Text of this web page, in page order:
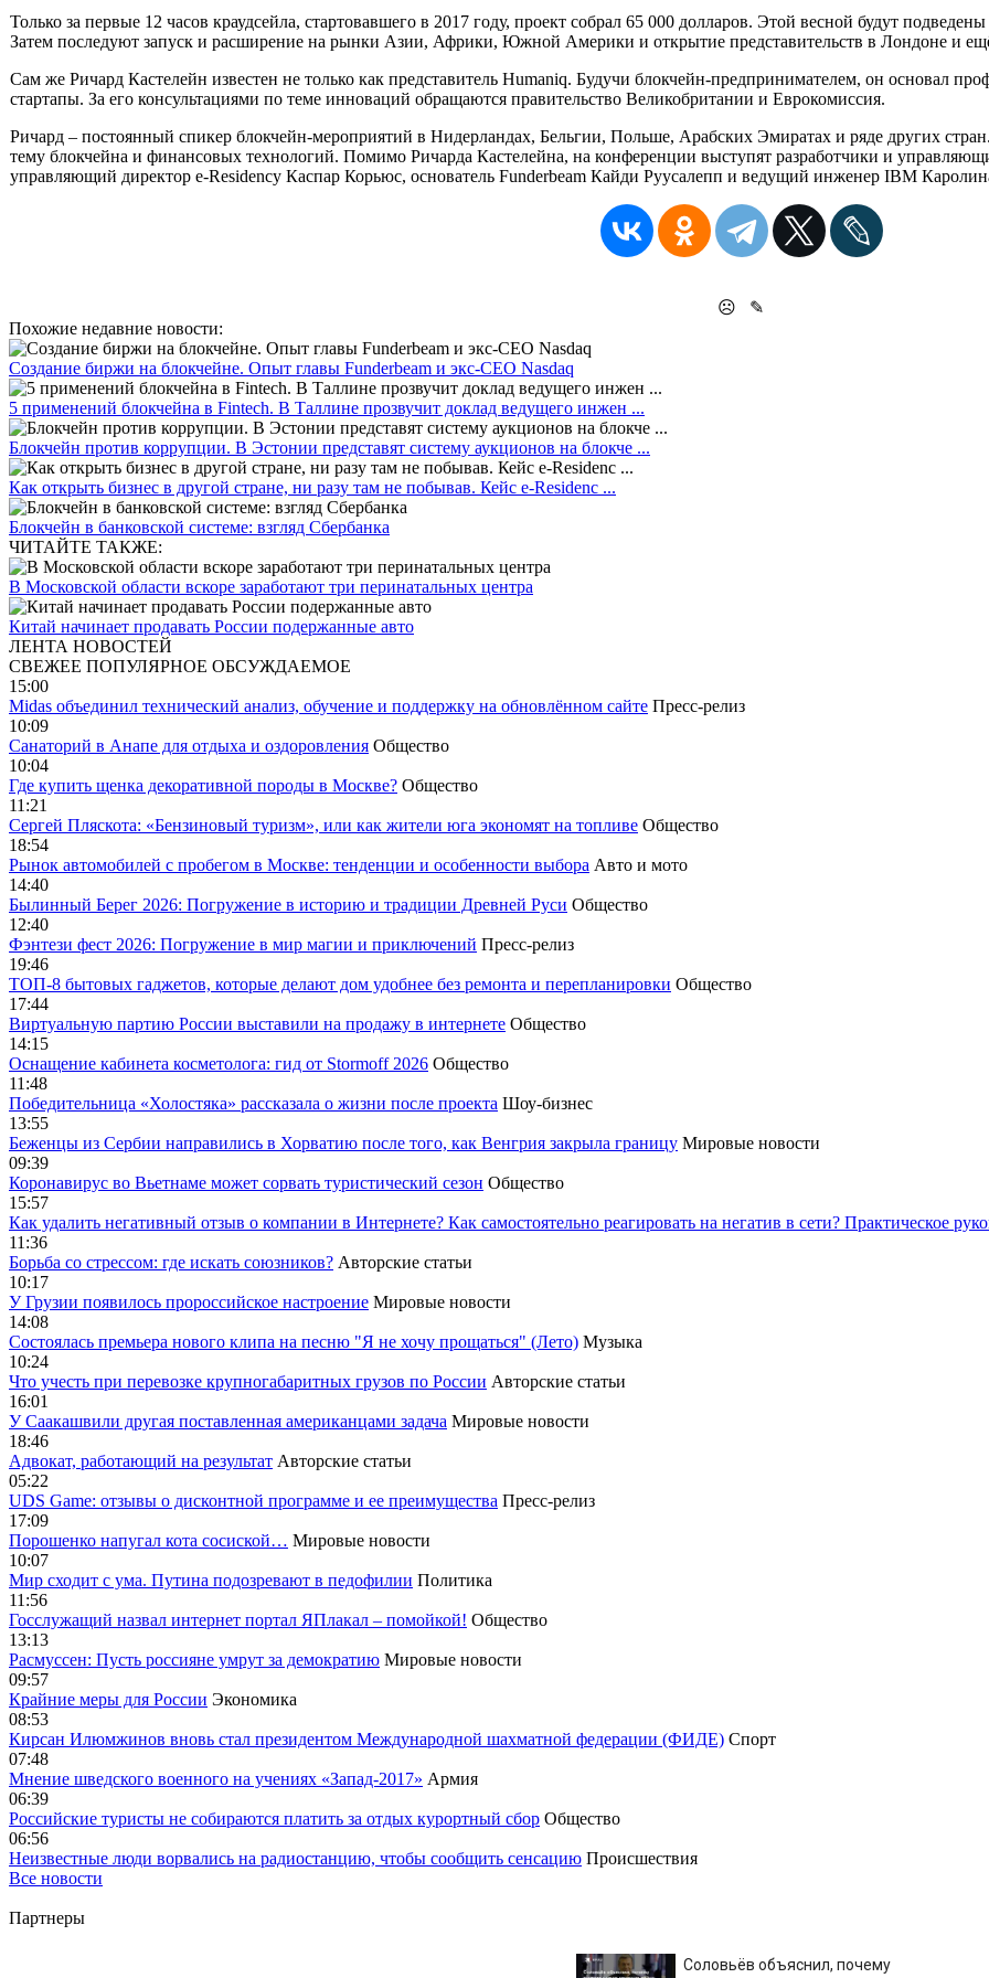
Только за первые 12 часов краудсейла, стартовавшего в 2017 году, проект собрал 65 000 долларов. Этой весной будут
Затем последуют запуск и расширение на рынки Азии, Африки, Южной Америки и открытие представительств в Лондоне и
Сам же Ричард Кастелейн известен не только как представитель Humaniq. Будучи блокчейн-предпринимателем, он основал
стартапы. За его консультациями по теме инноваций обращаются правительство Великобритании и Еврокомиссия.
Ричард – постоянный спикер блокчейн-мероприятий в Нидерландах, Бельгии, Польше, Арабских Эмиратах и ряде других
тему блокчейна и финансовых технологий. Помимо Ричарда Кастелейна, на конференции выступят разработчики и
управляющий директор e-Residency Каспар Корьюс, основатель Funderbeam Кайди Руусалепп и ведущий инженер IBM
☹
✎
Похожие недавние новости:
Создание биржи на блокчейне. Опыт главы Funderbeam и экс-СЕО Nasdaq
5 применений блокчейна в Fintech. В Таллине прозвучит доклад ведущего инжен ...
Блокчейн против коррупции. В Эстонии представят систему аукционов на блокче ...
Как открыть бизнес в другой стране, ни разу там не побывав. Кейс e-Residenc ...
Блокчейн в банковской системе: взгляд Сбербанка
ЧИТАЙТЕ ТАКЖЕ:
В Московской области вскоре заработают три перинатальных центра
Китай начинает продавать России подержанные авто
ЛЕНТА НОВОСТЕЙ
СВЕЖЕЕ ПОПУЛЯРНОЕ ОБСУЖДАЕМОЕ
15:00
Midas объединил технический анализ, обучение и поддержку на обновлённом сайте Пресс-релиз
10:09
Санаторий в Анапе для отдыха и оздоровления Общество
10:04
Где купить щенка декоративной породы в Москве? Общество
11:21
Сергей Пляскота: «Бензиновый туризм», или как жители юга экономят на топливе Общество
18:54
Рынок автомобилей с пробегом в Москве: тенденции и особенности выбора Авто и мото
14:40
Былинный Берег 2026: Погружение в историю и традиции Древней Руси Общество
12:40
Фэнтези фест 2026: Погружение в мир магии и приключений Пресс-релиз
19:46
ТОП-8 бытовых гаджетов, которые делают дом удобнее без ремонта и перепланировки Общество
17:44
Виртуальную партию России выставили на продажу в интернете Общество
14:15
Оснащение кабинета косметолога: гид от Stormoff 2026 Общество
11:48
Победительница «Холостяка» рассказала о жизни после проекта Шоу-бизнес
13:55
Беженцы из Сербии направились в Хорватию после того, как Венгрия закрыла границу Мировые новости
09:39
Коронавирус во Вьетнаме может сорвать туристический сезон Общество
15:57
Как удалить негативный отзыв о компании в Интернете? Как самостоятельно реагировать на негатив в сети? Практическое
11:36
Борьба со стрессом: где искать союзников? Авторские статьи
10:17
У Грузии появилось пророссийское настроение Мировые новости
14:08
Cостоялась премьера нового клипа на песню "Я не хочу прощаться" (Лето) Музыка
10:24
Что учесть при перевозке крупногабаритных грузов по России Авторские статьи
16:01
У Саакашвили другая поставленная американцами задача Мировые новости
18:46
Адвокат, работающий на результат Авторские статьи
05:22
UDS Game: отзывы о дисконтной программе и ее преимущества Пресс-релиз
17:09
Порошенко напугал кота сосиской… Мировые новости
10:07
Мир сходит с ума. Путина подозревают в педофилии Политика
11:56
Госслужащий назвал интернет портал ЯПлакал – помойкой! Общество
13:13
Расмуссен: Пусть россияне умрут за демократию Мировые новости
09:57
Крайние меры для России Экономика
08:53
Кирсан Илюмжинов вновь стал президентом Международной шахматной федерации (ФИДЕ) Спорт
07:48
Мнение шведского военного на учениях «Запад-2017» Армия
06:39
Российские туристы не собираются платить за отдых курортный сбор Общество
06:56
Неизвестные люди ворвались на радиостанцию, чтобы сообщить сенсацию Происшествия
Все новости
Партнеры
Соловьёв объяснил, почему